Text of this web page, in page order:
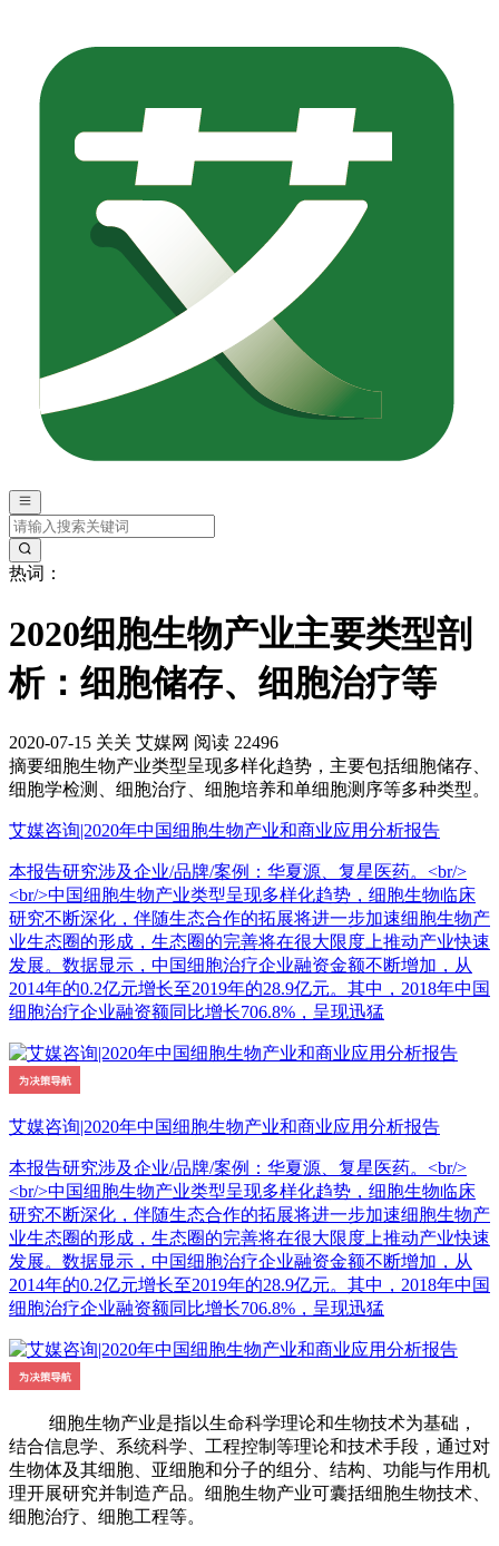
热词：
2020细胞生物产业主要类型剖
析：细胞储存、细胞治疗等
2020-07-15 关关 艾媒网 阅读 22496
摘要细胞生物产业类型呈现多样化趋势，主要包括细胞储存、
细胞学检测、细胞治疗、细胞培养和单细胞测序等多种类型。
艾媒咨询|2020年中国细胞生物产业和商业应用分析报告
本报告研究涉及企业/品牌/案例：华夏源、复星医药。<br/>
<br/>中国细胞生物产业类型呈现多样化趋势，细胞生物临床
研究不断深化，伴随生态合作的拓展将进一步加速细胞生物产
业生态圈的形成，生态圈的完善将在很大限度上推动产业快速
发展。数据显示，中国细胞治疗企业融资金额不断增加，从
2014年的0.2亿元增长至2019年的28.9亿元。其中，2018年中国
细胞治疗企业融资额同比增长706.8%，呈现迅猛
艾媒咨询|2020年中国细胞生物产业和商业应用分析报告
本报告研究涉及企业/品牌/案例：华夏源、复星医药。<br/>
<br/>中国细胞生物产业类型呈现多样化趋势，细胞生物临床
研究不断深化，伴随生态合作的拓展将进一步加速细胞生物产
业生态圈的形成，生态圈的完善将在很大限度上推动产业快速
发展。数据显示，中国细胞治疗企业融资金额不断增加，从
2014年的0.2亿元增长至2019年的28.9亿元。其中，2018年中国
细胞治疗企业融资额同比增长706.8%，呈现迅猛
细胞生物产业是指以生命科学理论和生物技术为基础，
结合信息学、系统科学、工程控制等理论和技术手段，通过对
生物体及其细胞、亚细胞和分子的组分、结构、功能与作用机
理开展研究并制造产品。细胞生物产业可囊括细胞生物技术、
细胞治疗、细胞工程等。